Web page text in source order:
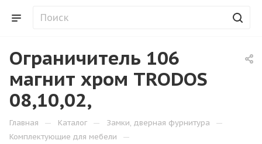
Ограничитель 106
магнит хром TRODOS
08,10,02,
Главная — Каталог — Замки, дверная фурнитура —
Комплектующие для мебели —